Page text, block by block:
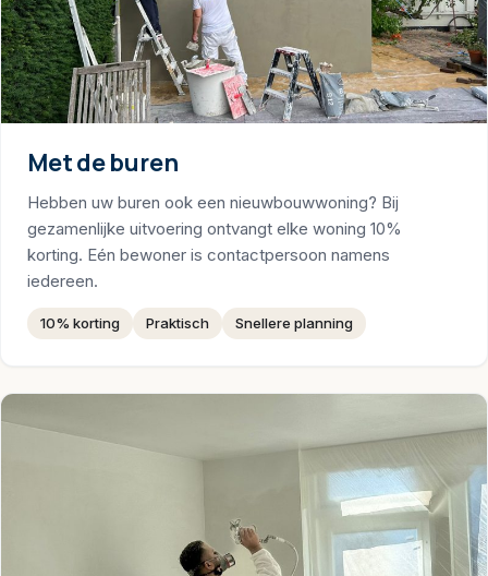
Met de buren
Hebben uw buren ook een nieuwbouwwoning? Bij
gezamenlijke uitvoering ontvangt elke woning 10%
korting. Eén bewoner is contactpersoon namens
iedereen.
10% korting Praktisch Snellere planning